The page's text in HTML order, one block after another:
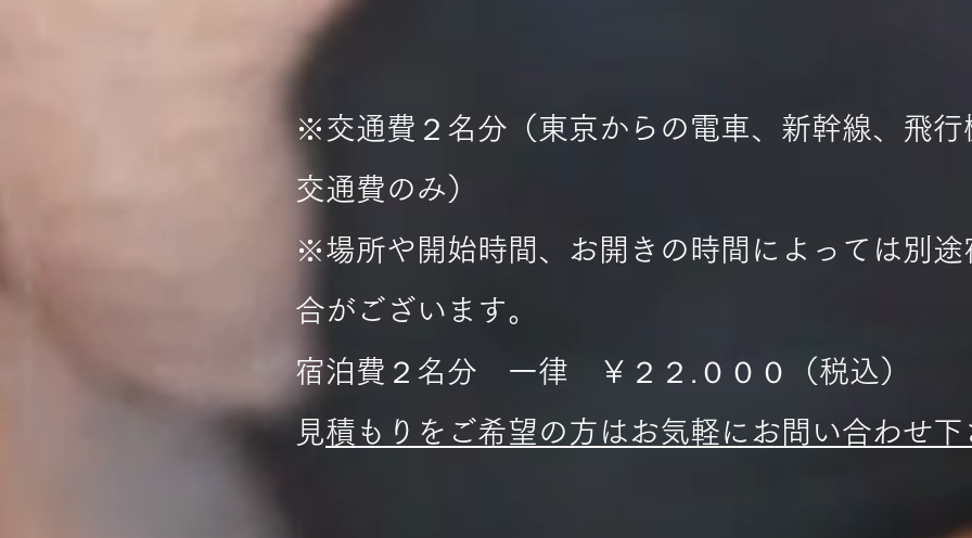
※交通費２名分（東京からの電車、新幹線、飛行
交通費のみ）
※場所や開始時間、お開きの時間によっては別途
合がございます。
宿泊費２名分 一律 ￥２２.０００（税込）
​見積もりをご希望の方はお気軽にお問い合わせ